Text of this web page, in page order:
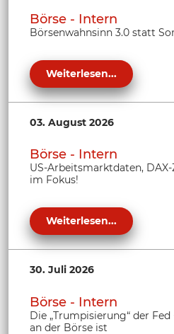
Börse - Intern
Börsenwahnsinn 3.0 statt
Weiterlesen...
03. August 2026
Börse - Intern
US-Arbeitsmarktdaten,
im Fokus!
Weiterlesen...
30. Juli 2026
Börse - Intern
Die „Trumpisierung“ der
an der Börse ist